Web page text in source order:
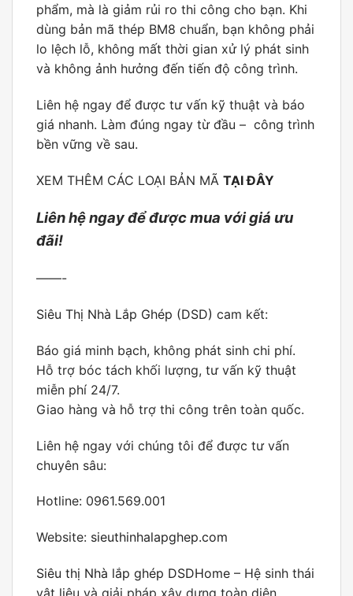
phẩm, mà là giảm rủi ro thi công cho bạn. Khi
dùng bản mã thép BM8 chuẩn, bạn không phải
lo lệch lỗ, không mất thời gian xử lý phát sinh
và không ảnh hưởng đến tiến độ công trình.
Liên hệ ngay để được tư vấn kỹ thuật và báo
giá nhanh. Làm đúng ngay từ đầu – công trình
bền vững về sau.
XEM THÊM CÁC LOẠI BẢN MÃ TẠI ĐÂY
Liên hệ ngay để được mua với giá ưu
đãi!
——-
Siêu Thị Nhà Lắp Ghép (DSD) cam kết:
Báo giá minh bạch, không phát sinh chi phí.
Hỗ trợ bóc tách khối lượng, tư vấn kỹ thuật
miễn phí 24/7.
Giao hàng và hỗ trợ thi công trên toàn quốc.
Liên hệ ngay với chúng tôi để được tư vấn
chuyên sâu:
Hotline: 0961.569.001
Website: sieuthinhalapghep.com
Siêu thị Nhà lắp ghép DSDHome – Hệ sinh thái
vật liệu và giải pháp xây dựng toàn diện